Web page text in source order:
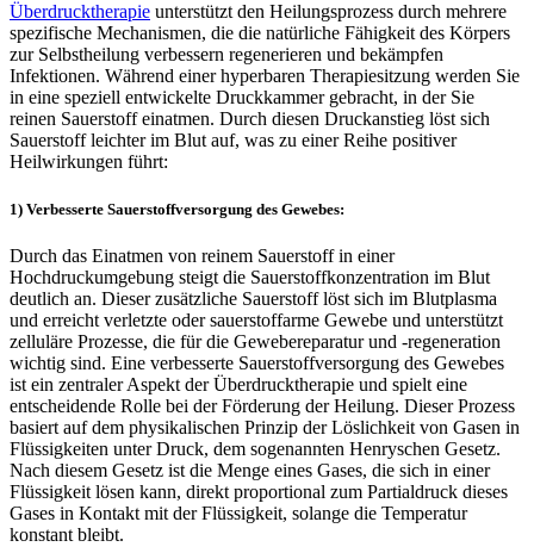
Überdrucktherapie unterstützt den Heilungsprozess durch mehrere
spezifische Mechanismen, die die natürliche Fähigkeit des Körpers
zur Selbstheilung verbessern regenerieren und bekämpfen
Infektionen. Während einer hyperbaren Therapiesitzung werden Sie
in eine speziell entwickelte Druckkammer gebracht, in der Sie
reinen Sauerstoff einatmen. Durch diesen Druckanstieg löst sich
Sauerstoff leichter im Blut auf, was zu einer Reihe positiver
Heilwirkungen führt:
1) Verbesserte Sauerstoffversorgung des Gewebes:
Durch das Einatmen von reinem Sauerstoff in einer
Hochdruckumgebung steigt die Sauerstoffkonzentration im Blut
deutlich an. Dieser zusätzliche Sauerstoff löst sich im Blutplasma
und erreicht verletzte oder sauerstoffarme Gewebe und unterstützt
zelluläre Prozesse, die für die Gewebereparatur und -regeneration
wichtig sind. Eine verbesserte Sauerstoffversorgung des Gewebes
ist ein zentraler Aspekt der Überdrucktherapie und spielt eine
entscheidende Rolle bei der Förderung der Heilung. Dieser Prozess
basiert auf dem physikalischen Prinzip der Löslichkeit von Gasen in
Flüssigkeiten unter Druck, dem sogenannten Henryschen Gesetz.
Nach diesem Gesetz ist die Menge eines Gases, die sich in einer
Flüssigkeit lösen kann, direkt proportional zum Partialdruck dieses
Gases in Kontakt mit der Flüssigkeit, solange die Temperatur
konstant bleibt.